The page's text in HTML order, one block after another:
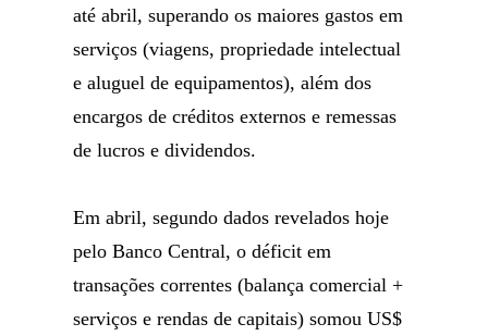
até abril, superando os maiores gastos em
serviços (viagens, propriedade intelectual
e aluguel de equipamentos), além dos
encargos de créditos externos e remessas
de lucros e dividendos.
Em abril, segundo dados revelados hoje
pelo Banco Central, o déficit em
transações correntes (balança comercial +
serviços e rendas de capitais) somou US$